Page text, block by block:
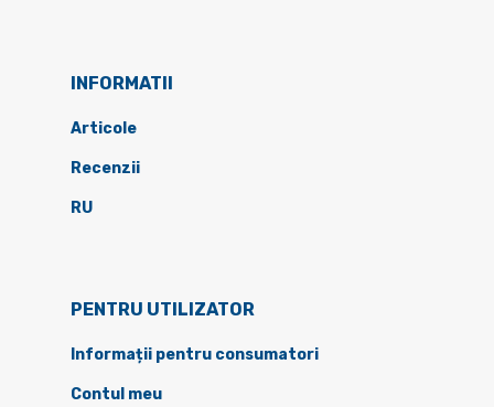
INFORMATII
Articole
Recenzii
RU
PENTRU UTILIZATOR
Informații pentru consumatori
Contul meu